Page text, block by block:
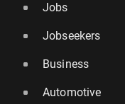
Jobs
Jobseekers
Business
Automotive